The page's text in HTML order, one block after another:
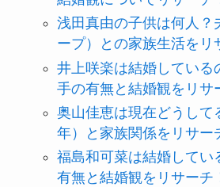
浅田真由の子供は何人？
ープ）との家族生活をリ
井上咲楽は結婚している
手の有無と結婚観をリサ
奥山佳恵は現在どうして
年）と家族関係をリサー
福島和可菜は結婚してい
有無と結婚観をリサーチ